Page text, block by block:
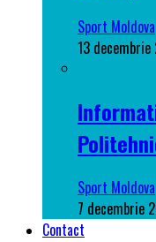
Sport Moldova
13 decembrie
Sport Moldova
7 decembrie
Contact